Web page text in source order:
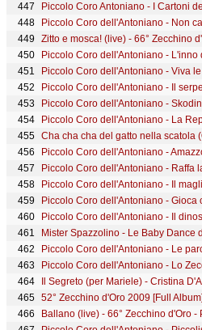
Piccolo Coro dell'Antoniano -
Piccolo Coro dell'Antoniano - Lo